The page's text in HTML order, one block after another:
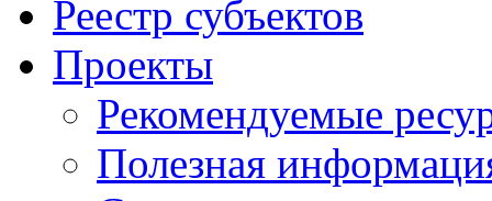
Реестр субъектов
Проекты
Рекомендуемые
Полезная